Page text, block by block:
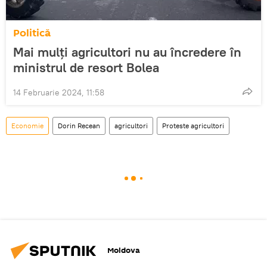
Politică
Mai mulți agricultori nu au încredere în
ministrul de resort Bolea
14 Februarie 2024, 11:58
Economie Dorin Recean agricultori Proteste agricultori
Moldova